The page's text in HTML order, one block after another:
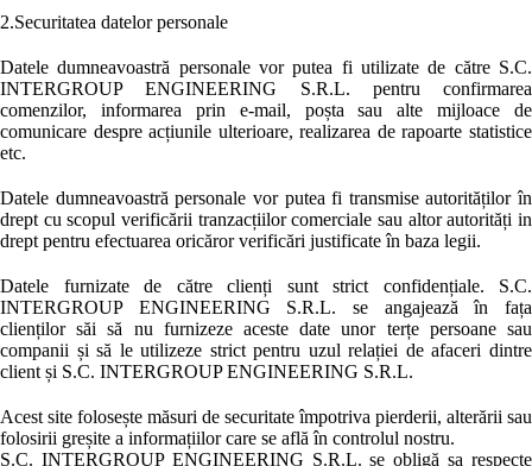
2.Securitatea datelor personale
Datele dumneavoastră personale vor putea fi utilizate de către S.C.
INTERGROUP ENGINEERING S.R.L. pentru confirmarea
comenzilor, informarea prin e-mail, poșta sau alte mijloace de
comunicare despre acțiunile ulterioare, realizarea de rapoarte statistice
etc.
Datele dumneavoastră personale vor putea fi transmise autorităților în
drept cu scopul verificării tranzacțiilor comerciale sau altor autorități in
drept pentru efectuarea oricăror verificări justificate în baza legii.
Datele furnizate de către clienți sunt strict confidențiale. S.C.
INTERGROUP ENGINEERING S.R.L. se angajează în fața
clienților săi să nu furnizeze aceste date unor terțe persoane sau
companii și să le utilizeze strict pentru uzul relației de afaceri dintre
client și S.C. INTERGROUP ENGINEERING S.R.L.
Acest site folosește măsuri de securitate împotriva pierderii, alterării sau
folosirii greșite a informațiilor care se află în controlul nostru.
S.C. INTERGROUP ENGINEERING S.R.L. se obligă sa respecte